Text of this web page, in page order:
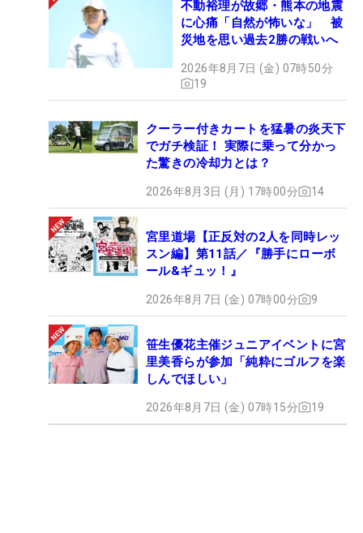
不動裕理が故郷・熊本の地震
に心痛「自然が怖いな」 被
災地を思い過去2勝の戦いへ
2026年8月7日 (金) 07時50分
19
クーラー付きカートを猛暑の炎天下
でガチ検証！ 実際に乗って分かっ
た驚きの冷却力とは？
2026年8月3日 (月) 17時00分 14
宮里道場【正反対の2人を同時レッ
スン編】第11話／『勝手にローボ
ール&ギュッ！』
2026年8月7日 (金) 07時00分 9
笹生優花主催ジュニアイベントに宮
里美香らが参加「純粋にゴルフを楽
しんでほしい」
2026年8月7日 (金) 07時15分 19